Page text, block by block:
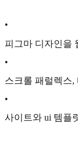
•
피그마 디자인을
•
스크롤 패럴렉스,
•
사이트와 ui 템플